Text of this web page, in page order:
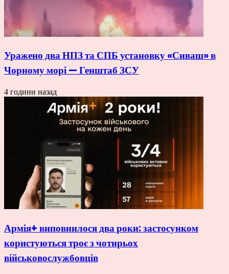
Уражено два НПЗ та СПБ установку «Сиваш» в
Чорному морі — Генштаб ЗСУ
4 години назад
Армія+ виповнилося два роки: застосунком
користуються троє з чотирьох
військовослужбовців